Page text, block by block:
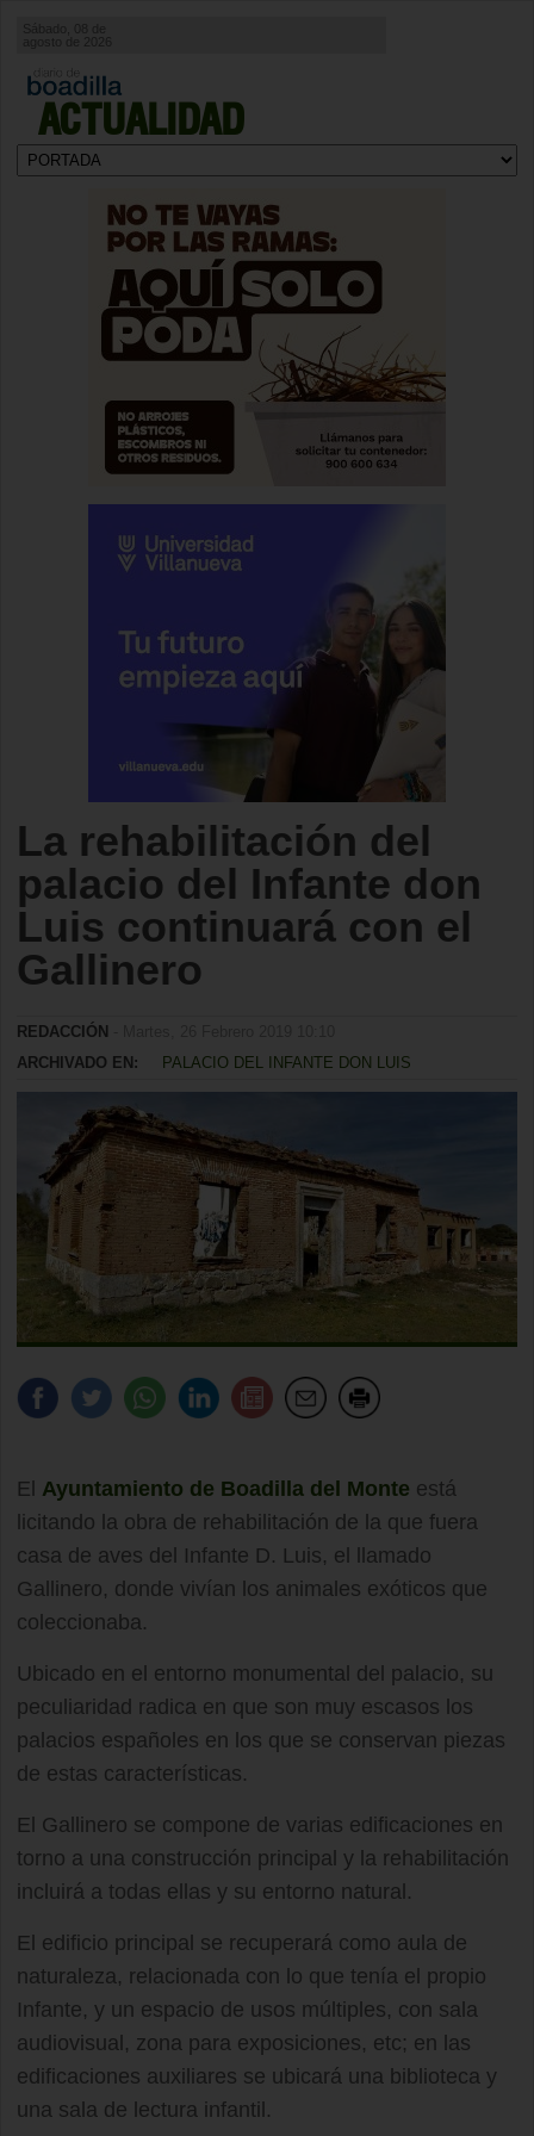
ACTUALIDAD
Sábado, 08 de
agosto de 2026
La rehabilitación del
palacio del Infante don
Luis continuará con el
Gallinero
REDACCIÓN
ARCHIVADO EN:
PALACIO DEL INFANTE DON LUIS
El Ayuntamiento de Boadilla del Monte está
licitando la obra de rehabilitación de la que fuera
casa de aves del Infante D. Luis, el llamado
Gallinero, donde vivían los animales exóticos que
coleccionaba.
Ubicado en el entorno monumental del palacio, su
peculiaridad radica en que son muy escasos los
palacios españoles en los que se conservan piezas
de estas características.
El Gallinero se compone de varias edificaciones en
torno a una construcción principal y la rehabilitación
incluirá a todas ellas y su entorno natural.
El edificio principal se recuperará como aula de
naturaleza, relacionada con lo que tenía el propio
Infante, y un espacio de usos múltiples, con sala
audiovisual, zona para exposiciones, etc; en las
edificaciones auxiliares se ubicará una biblioteca y
una sala de lectura infantil.